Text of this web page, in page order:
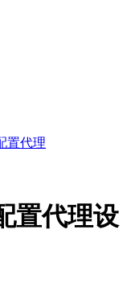
置代理
置代理设